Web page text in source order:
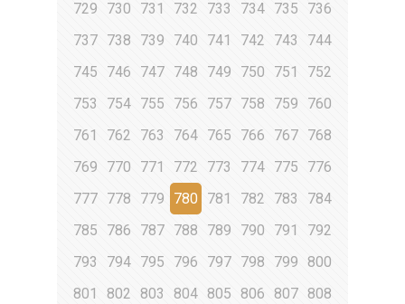
729
730 731 732 733 734 735
736
737 738 739 740 741 742 743
744
745
746 747 748 749 750 751
752
753
754 755 756 757 758 759
760
761
762 763 764 765 766 767 768
769
770 771 772 773 774 775
776
777 778 779 780 781 782 783
784
785
786 787 788 789 790 791
792
793
794 795 796 797 798 799
800
801
802 803 804 805 806 807 808